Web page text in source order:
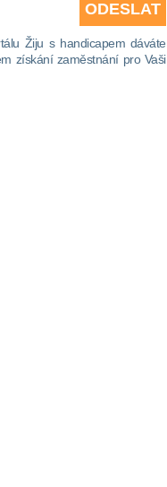
Žiju s handicapem dáváte
získání zaměstnání pro Vaši